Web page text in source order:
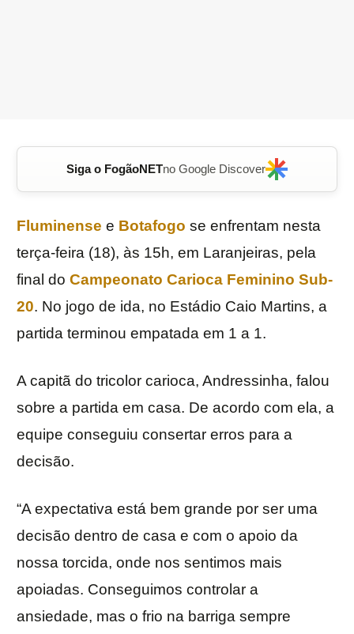
Siga o FogãoNETno Google Discover
Fluminense e Botafogo se enfrentam nesta
terça-feira (18), às 15h, em Laranjeiras, pela
final do Campeonato Carioca Feminino Sub-
20. No jogo de ida, no Estádio Caio Martins, a
partida terminou empatada em 1 a 1.
A capitã do tricolor carioca, Andressinha, falou
sobre a partida em casa. De acordo com ela, a
equipe conseguiu consertar erros para a
decisão.
“A expectativa está bem grande por ser uma
decisão dentro de casa e com o apoio da
nossa torcida, onde nos sentimos mais
apoiadas. Conseguimos controlar a
ansiedade, mas o frio na barriga sempre